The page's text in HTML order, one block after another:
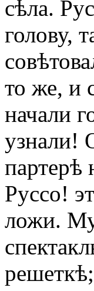
сѣла.
голову,
то же, и
начали
узнали!
партерѣ
Руссо!
ложи.